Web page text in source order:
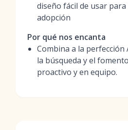
diseño fácil de usar
adopción
Por qué nos encanta
Combina a la perfección
la búsqueda y el
proactivo y en equipo.